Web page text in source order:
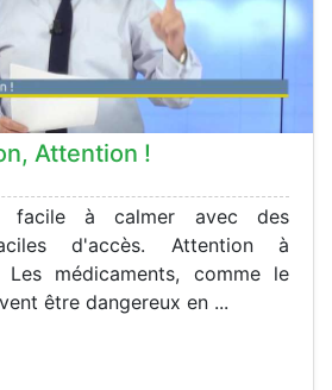
Attention !
facile à calmer avec des
d'accès. Attention à
Les médicaments, comme le
être dangereux en ...